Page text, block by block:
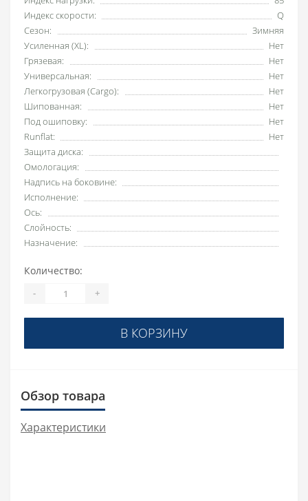
Индекс скорости:
Q
Сезон:
Зимняя
Усиленная (XL):
Нет
Грязевая:
Нет
Универсальная:
Нет
Легкогрузовая (Cargo):
Нет
Шипованная:
Нет
Под ошиповку:
Нет
Runflat:
Нет
Защита диска:
Омологация:
Надпись на боковине:
Исполнение:
Ось:
Слойность:
Назначение:
Количество:
- +
В КОРЗИНУ
Обзор товара
Характеристики